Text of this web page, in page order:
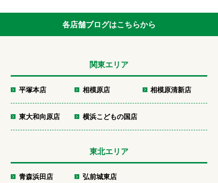
各店舗ブログはこちらから
関東エリア
平塚本店 相模原店 相模原清新店
東大和向原店 横浜こどもの国店
東北エリア
青森浜田店 弘前城東店